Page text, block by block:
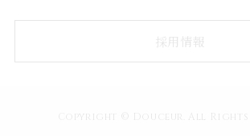
採用情報
Copyright © Douceur. All Rights